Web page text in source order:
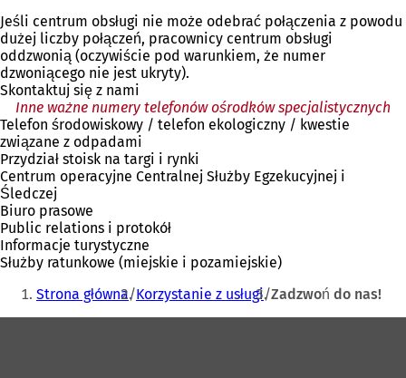
j
k
a
r
i
e
Jeśli centrum obsługi nie może odebrać połączenia z powodu
dużej liczby połączeń, pracownicy centrum obsługi
oddzwonią (oczywiście pod warunkiem, że numer
dzwoniącego nie jest ukryty).
Skontaktuj się z nami
Inne ważne numery telefonów ośrodków specjalistycznych
Telefon środowiskowy / telefon ekologiczny / kwestie
związane z odpadami
Przydział stoisk na targi i rynki
Centrum operacyjne Centralnej Służby Egzekucyjnej i
Śledczej
Biuro prasowe
Public relations i protokół
Informacje turystyczne
Służby ratunkowe (miejskie i pozamiejskie)
Jesteś
tutaj:
Strona główna Korzystanie z usługi Zadzwoń do nas!